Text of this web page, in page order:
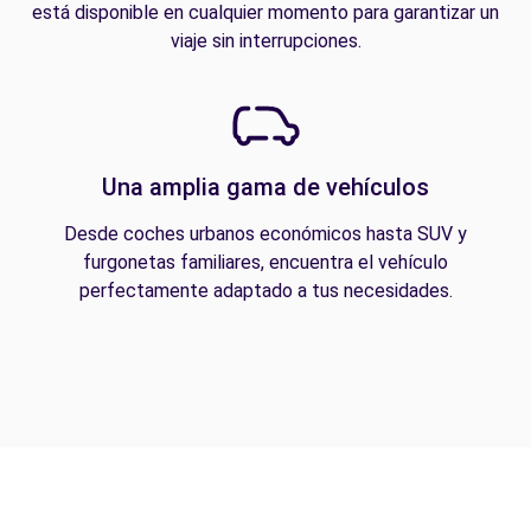
está disponible en cualquier momento para garantizar un
viaje sin interrupciones.
Una amplia gama de vehículos
Desde coches urbanos económicos hasta SUV y
furgonetas familiares, encuentra el vehículo
perfectamente adaptado a tus necesidades.